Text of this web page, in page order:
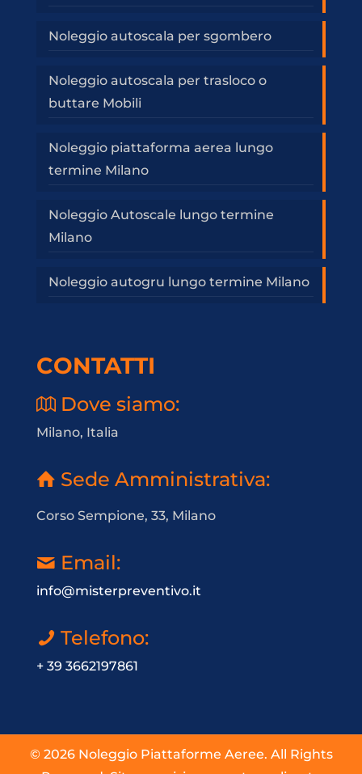
Noleggio autoscala per sgombero
Noleggio autoscala per trasloco o
buttare Mobili
Noleggio piattaforma aerea lungo
termine Milano
Noleggio Autoscale lungo termine
Milano
Noleggio autogru lungo termine Milano
CONTATTI
Dove siamo:
Milano, Italia
Sede Amministrativa:
Corso Sempione, 33, Milano
Email:
info@misterpreventivo.it
Telefono:
+ 39 3662197861
© 2026 Noleggio Piattaforme Aeree. All Rights